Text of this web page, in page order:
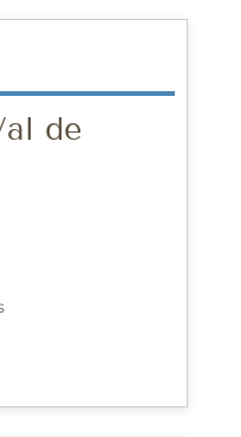
de